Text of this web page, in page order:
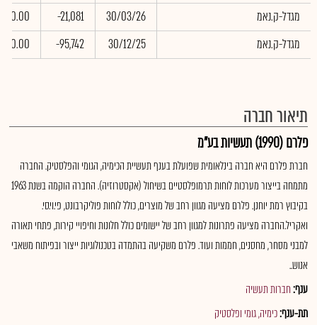
מגדל-ק.נאמ
30/03/26
-21,081
0.00
מגדל-ק.נאמ
30/12/25
-95,742
0.00
תיאור חברה
פלרם (1990) תעשיות בע"מ
חברת פלרם היא חברה בינלאומית שפועלת בענף תעשיית הכימיה, הגומי והפלסטיק. החברה
מתמחה בייצור מערכות לוחות תרמופלסטיים בשיחול (אקסטרוזיה). החברה הוקמה בשנת 1963
בקיבוץ רמת יוחנן. פלרם מציעה מגוון רחב של מוצרים, כולל לוחות פוליקרבונט, פי.וי.סי.
ואקריל.החברה מציעה פתרונות למגוון רחב של יישומים כולל חלונות וחיפויי קירות, פתחי תאורה
למבני מסחר, מחסנים, חממות ועוד. פלרם משקיעה בהתמדה בטכנולוגיות ייצור ובפיתוח משאבי
אנוש..
ענף:חברות תעשיה
תת-ענף:כימיה, גומי ופלסטיק